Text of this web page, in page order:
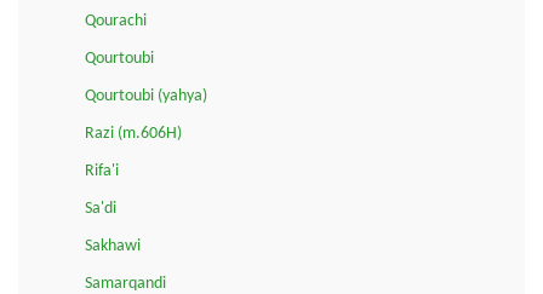
Qourachi
Qourtoubi
Qourtoubi (yahya)
Razi (m.606H)
Rifa'i
Sa'di
Sakhawi
Samarqandi